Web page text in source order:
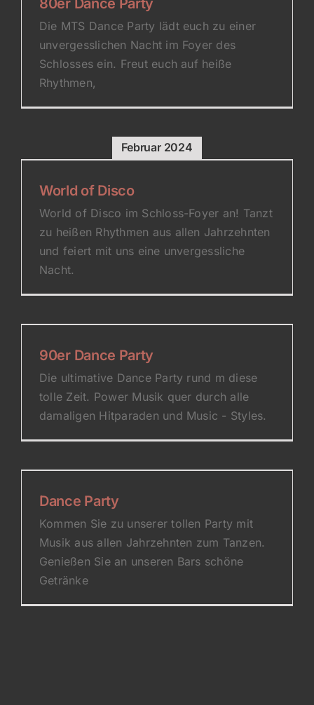
Die MTS Dance Party lädt euch zu einer
unvergesslichen Nacht im Foyer des
Schlosses ein. Freut euch auf heiße
Rhythmen,
Februar 2024
World of Disco
World of Disco im Schloss-Foyer an! Tanzt
zu heißen Rhythmen aus allen Jahrzehnten
und feiert mit uns eine unvergessliche
Nacht.
90er Dance Party
Die ultimative Dance Party rund m diese
tolle Zeit. Power Musik quer durch alle
damaligen Hitparaden und Music - Styles.
Dance Party
Kommen Sie zu unserer tollen Party mit
Musik aus allen Jahrzehnten zum Tanzen.
Genießen Sie an unseren Bars schöne
Getränke